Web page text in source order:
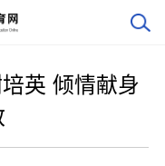
英 倾情献身